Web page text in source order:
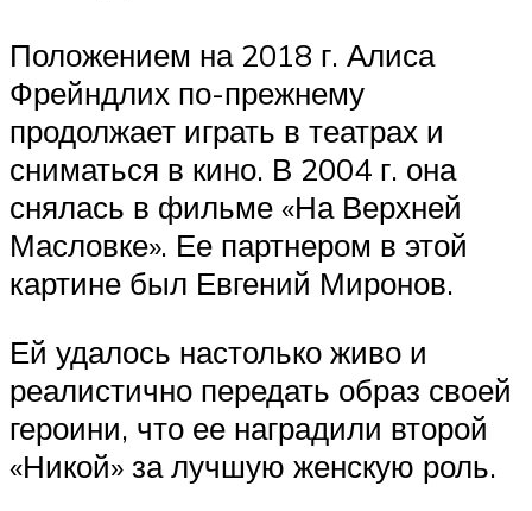
Положением на 2018 г. Алиса
Фрейндлих по-прежнему
продолжает играть в театрах и
сниматься в кино. В 2004 г. она
снялась в фильме «На Верхней
Масловке». Ее партнером в этой
картине был Евгений Миронов.
Ей удалось настолько живо и
реалистично передать образ своей
героини, что ее наградили второй
«Никой» за лучшую женскую роль.